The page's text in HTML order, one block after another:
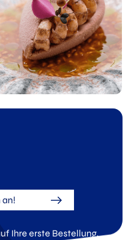
an!
Ihre erste Bestellung.